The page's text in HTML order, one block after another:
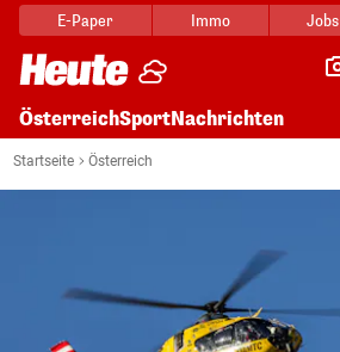
E-Paper Immo Jobs
ÖsterreichSportNachrichten
Startseite Österreich